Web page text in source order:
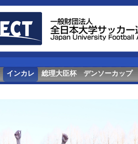
インカレ 総理大臣杯 デンソーカップ